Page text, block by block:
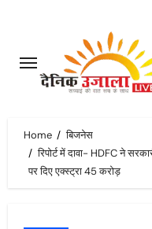
content
Home
बिजनेस
रिपोर्ट में दावा- HDFC ने
पर दिए एक्स्ट्रा 45 करोड़